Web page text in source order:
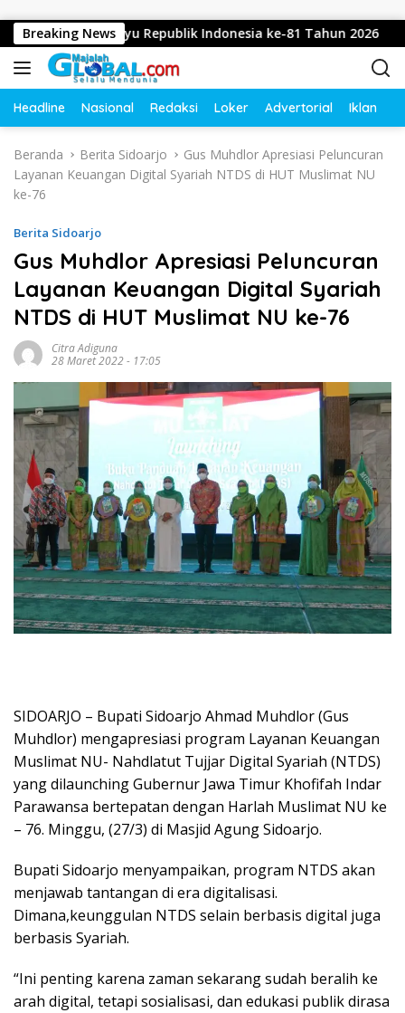
Breaking News
Dirgahayu Republik Indonesia ke-81 Tahun 2026
Headline Nasional Redaksi Loker Advertorial Iklan
Beranda Berita Sidoarjo
Gus Muhdlor Apresiasi Peluncuran
Layanan Keuangan Digital Syariah NTDS di HUT Muslimat NU
ke-76
Berita Sidoarjo
Gus Muhdlor Apresiasi Peluncuran
Layanan Keuangan Digital Syariah
NTDS di HUT Muslimat NU ke-76
Citra Adiguna
28 Maret 2022 - 17:05
SIDOARJO – Bupati Sidoarjo Ahmad Muhdlor (Gus
Muhdlor) mengapresiasi program Layanan Keuangan
Muslimat NU- Nahdlatut Tujjar Digital Syariah (NTDS)
yang dilaunching Gubernur Jawa Timur Khofifah Indar
Parawansa bertepatan dengan Harlah Muslimat NU ke
– 76. Minggu, (27/3) di Masjid Agung Sidoarjo.
Bupati Sidoarjo menyampaikan, program NTDS akan
menjawab tantangan di era digitalisasi.
Dimana,keunggulan NTDS selain berbasis digital juga
berbasis Syariah.
“Ini penting karena zaman sekarang sudah beralih ke
arah digital, tetapi sosialisasi, dan edukasi publik dirasa